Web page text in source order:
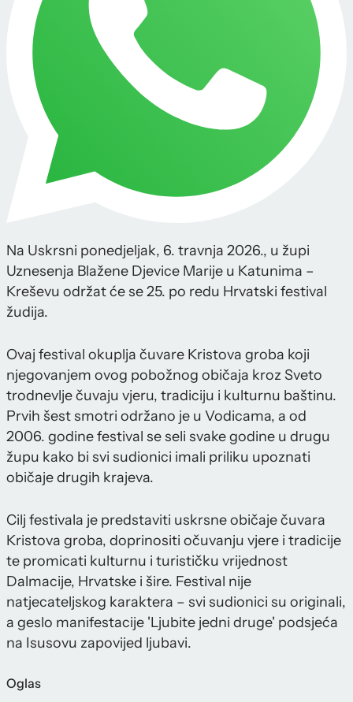
Na Uskrsni ponedjeljak, 6. travnja 2026., u župi
Uznesenja Blažene Djevice Marije u Katunima –
Kreševu održat će se 25. po redu Hrvatski festival
žudija.
Ovaj festival okuplja čuvare Kristova groba koji
njegovanjem ovog pobožnog običaja kroz Sveto
trodnevlje čuvaju vjeru, tradiciju i kulturnu baštinu.
Prvih šest smotri održano je u Vodicama, a od
2006. godine festival se seli svake godine u drugu
župu kako bi svi sudionici imali priliku upoznati
običaje drugih krajeva.
Cilj festivala je predstaviti uskrsne običaje čuvara
Kristova groba, doprinositi očuvanju vjere i tradicije
te promicati kulturnu i turističku vrijednost
Dalmacije, Hrvatske i šire. Festival nije
natjecateljskog karaktera – svi sudionici su originali,
a geslo manifestacije 'Ljubite jedni druge' podsjeća
na Isusovu zapovijed ljubavi.
Oglas